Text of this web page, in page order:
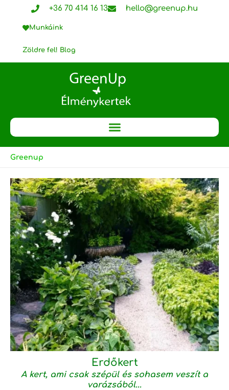
content
+36 70 414 16 13 hello@greenup.hu
Munkáink
Zöldre fel! Blog
Greenup
Erdőkert
A kert, ami csak szépül és sohasem veszít a
varázsából...